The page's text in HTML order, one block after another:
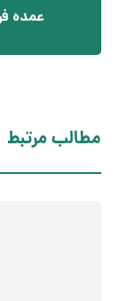
عمده
مطالب مرتبط